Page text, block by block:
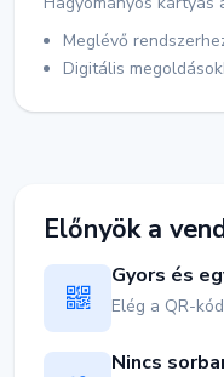
Meglévő
Digitális
Előnyök a
Gyors és
Elég a QR-
Nincs